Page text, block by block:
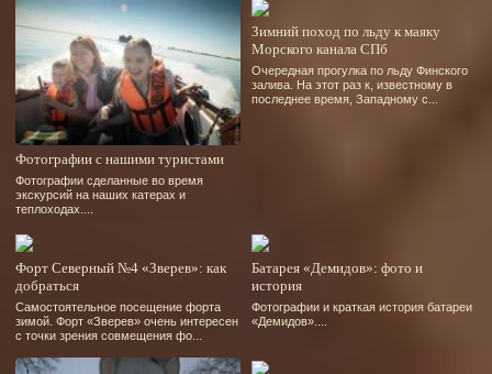
Фотографии с нашими туристами
Фотографии сделанные во время
экскурсий на наших катерах и
теплоходах....
Зимний поход по льду к маяку
Морского канала СПб
Очередная прогулка по льду Финского
залива. На этот раз к, известному в
последнее время, Западному с...
Форт Северный №4 «Зверев»: как
добраться
Самостоятельное посещение форта
зимой. Форт «Зверев» очень интересен
с точки зрения совмещения фо...
Батарея «Демидов»: фото и
история
Фотографии и краткая история батареи
«Демидов»....